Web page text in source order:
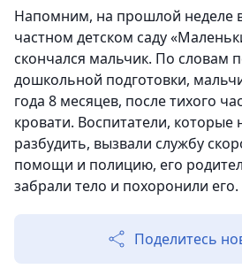
Напомним, на прошлой неделе
частном детском саду
скончался мальчик. По словам
дошкольной подготовки,
года 8 месяцев, после тихого
кровати. Воспитатели, которые
разбудить, вызвали службу
помощи и полицию, его
забрали тело и похоронили его.
Поделитесь